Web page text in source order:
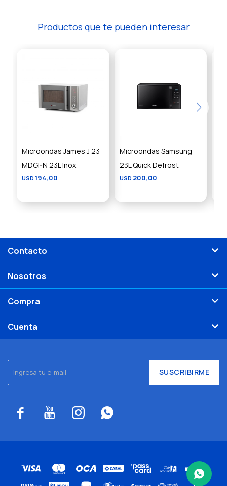
Productos que te pueden interesar
Microondas James J 23
MDGI-N 23L Inox
USD 194,00
Microondas Samsung
23L Quick Defrost
USD 200,00
SUSCRIBIRME
   
Contacto
Nosotros
Compra
Cuenta